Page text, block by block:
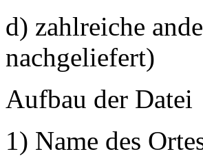
d) zahlreiche
nachgeliefert)
Aufbau der Datei
1) Name des